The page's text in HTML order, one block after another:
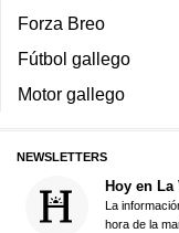
Forza Breo
Fútbol gallego
Motor gallego
NEWSLETTERS
Hoy en La
La
hora de la